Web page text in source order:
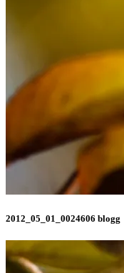
2012_05_01_0024606 blogg